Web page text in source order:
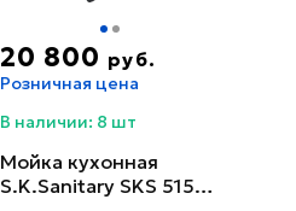
20 800 руб.
Розничная цена
В наличии: 8 шт
Мойка кухонная
S.K.Sanitary SKS 5151